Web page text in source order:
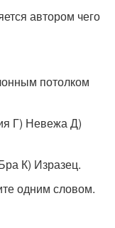
автором чего
потолком
Г) Невежа Д)
К) Изразец.
одним словом.